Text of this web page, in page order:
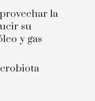
la
su
y gas